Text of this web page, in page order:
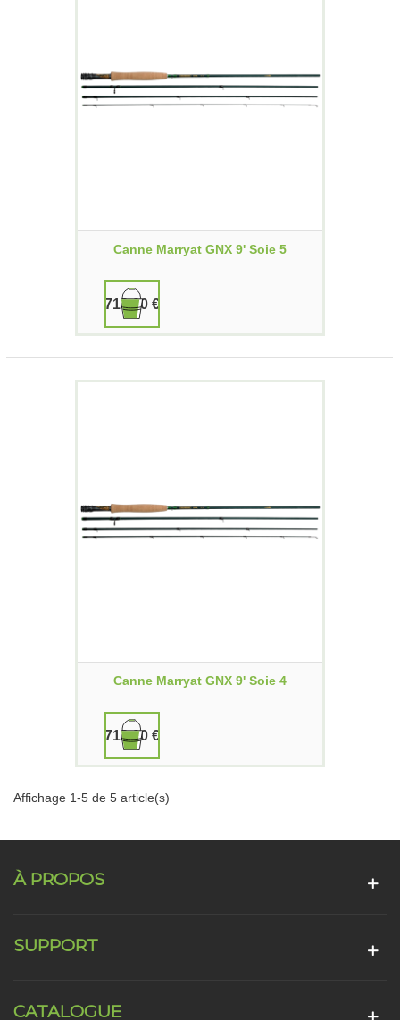
Canne Marryat GNX 9' Soie 5
719,00 €
Canne Marryat GNX 9' Soie 4
719,00 €
Affichage 1-5 de 5 article(s)
À PROPOS
SUPPORT
CATALOGUE